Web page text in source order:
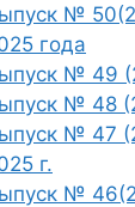
№
года
№ 49
№ 48
№ 47
г.
№